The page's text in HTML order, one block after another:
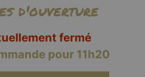
d'ouverture
fermé
pour 11h20